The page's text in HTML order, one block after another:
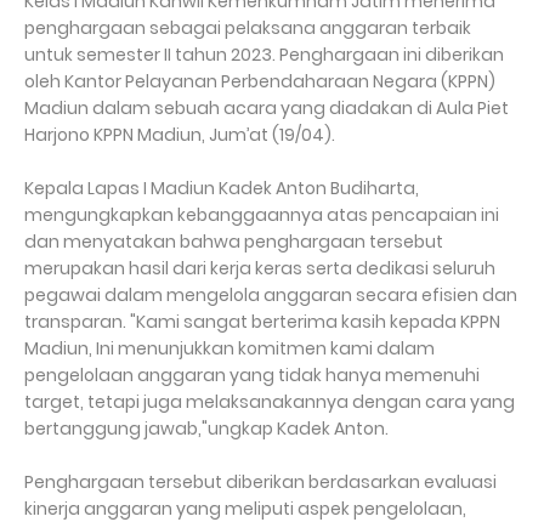
penghargaan sebagai pelaksana anggaran terbaik
untuk semester II tahun 2023. Penghargaan ini diberikan
oleh Kantor Pelayanan Perbendaharaan Negara (KPPN)
Madiun dalam sebuah acara yang diadakan di Aula Piet
Harjono KPPN Madiun, Jum’at (19/04).
Kepala Lapas I Madiun Kadek Anton Budiharta,
mengungkapkan kebanggaannya atas pencapaian ini
dan menyatakan bahwa penghargaan tersebut
merupakan hasil dari kerja keras serta dedikasi seluruh
pegawai dalam mengelola anggaran secara efisien dan
transparan. "Kami sangat berterima kasih kepada KPPN
Madiun, Ini menunjukkan komitmen kami dalam
pengelolaan anggaran yang tidak hanya memenuhi
target, tetapi juga melaksanakannya dengan cara yang
bertanggung jawab,"ungkap Kadek Anton.
Penghargaan tersebut diberikan berdasarkan evaluasi
kinerja anggaran yang meliputi aspek pengelolaan,